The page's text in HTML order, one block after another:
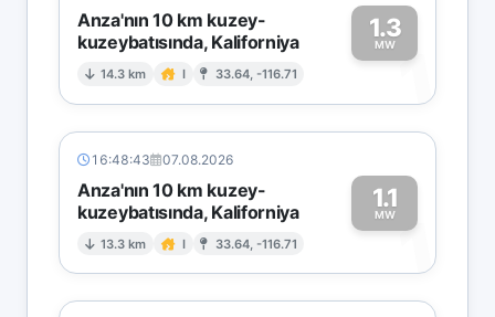
Anza'nın 10 km kuzey-
kuzeybatısında, Kaliforniya
14.3 km I 33.64, -116.71
1.3
MW1
16:48:43 07.08.2026
Anza'nın 10 km kuzey-
kuzeybatısında, Kaliforniya
13.3 km I 33.64, -116.71
1.1
MW1